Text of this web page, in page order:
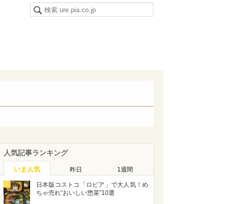
人気記事ランキング
いま人気 昨日 1週間
1
日本版コストコ「ロピア」で大人気！め
ちゃ売れ“おいしい惣菜”10選